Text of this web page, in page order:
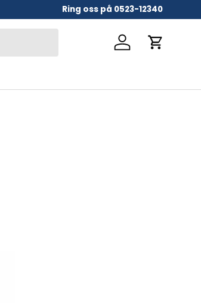
Ring oss på 0523-12340
Logga inVagn